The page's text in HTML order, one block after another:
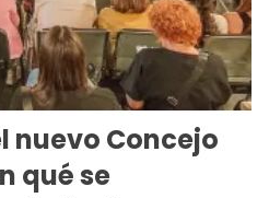
nuevo Concejo
qué se